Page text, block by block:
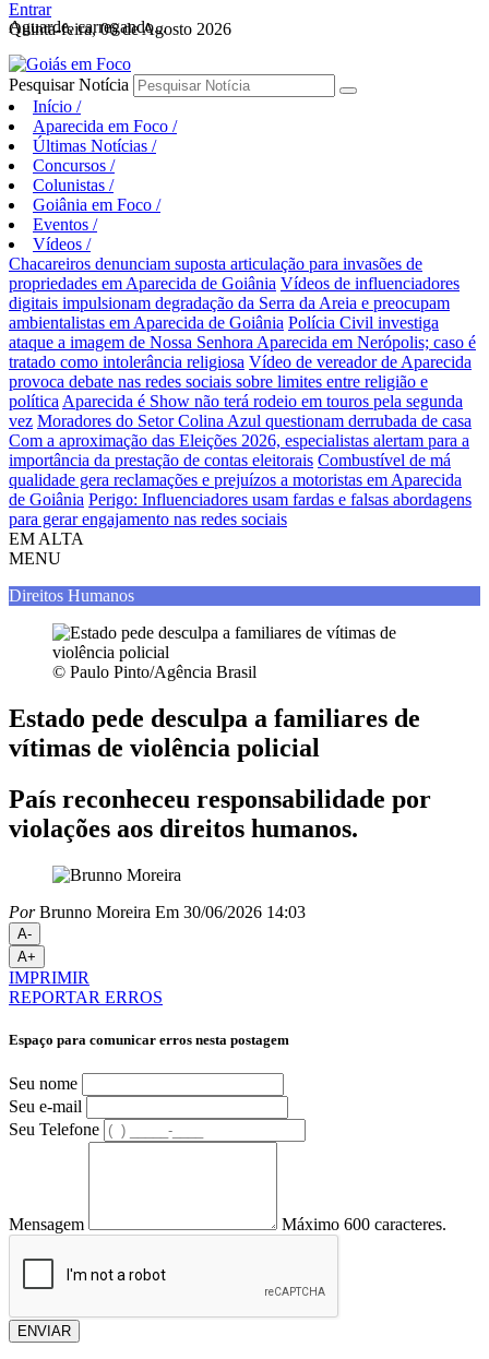
Aguarde, carregando...
Entrar
Quinta-feira, 06 de Agosto 2026
Pesquisar Notícia
Início /
Aparecida em Foco /
Últimas Notícias /
Concursos /
Colunistas /
Goiânia em Foco /
Eventos /
Vídeos /
Chacareiros denunciam suposta articulação para invasões de
propriedades em Aparecida de Goiânia Vídeos de influenciadores
digitais impulsionam degradação da Serra da Areia e preocupam
ambientalistas em Aparecida de Goiânia Polícia Civil investiga
ataque a imagem de Nossa Senhora Aparecida em Nerópolis; caso é
tratado como intolerância religiosa Vídeo de vereador de Aparecida
provoca debate nas redes sociais sobre limites entre religião e
política Aparecida é Show não terá rodeio em touros pela segunda
vez Moradores do Setor Colina Azul questionam derrubada de casa
Com a aproximação das Eleições 2026, especialistas alertam para a
importância da prestação de contas eleitorais Combustível de má
qualidade gera reclamações e prejuízos a motoristas em Aparecida
de Goiânia Perigo: Influenciadores usam fardas e falsas abordagens
para gerar engajamento nas redes sociais
EM ALTA
MENU
Direitos Humanos
© Paulo Pinto/Agência Brasil
Estado pede desculpa a familiares de
vítimas de violência policial
País reconheceu responsabilidade por
violações aos direitos humanos.
PorBrunno Moreira Em 30/06/2026 14:03
A-
A+
IMPRIMIR
REPORTAR ERROS
Espaço para comunicar erros nesta postagem
Seu nome
Seu e-mail
Seu Telefone
Mensagem Máximo 600 caracteres.
ENVIAR